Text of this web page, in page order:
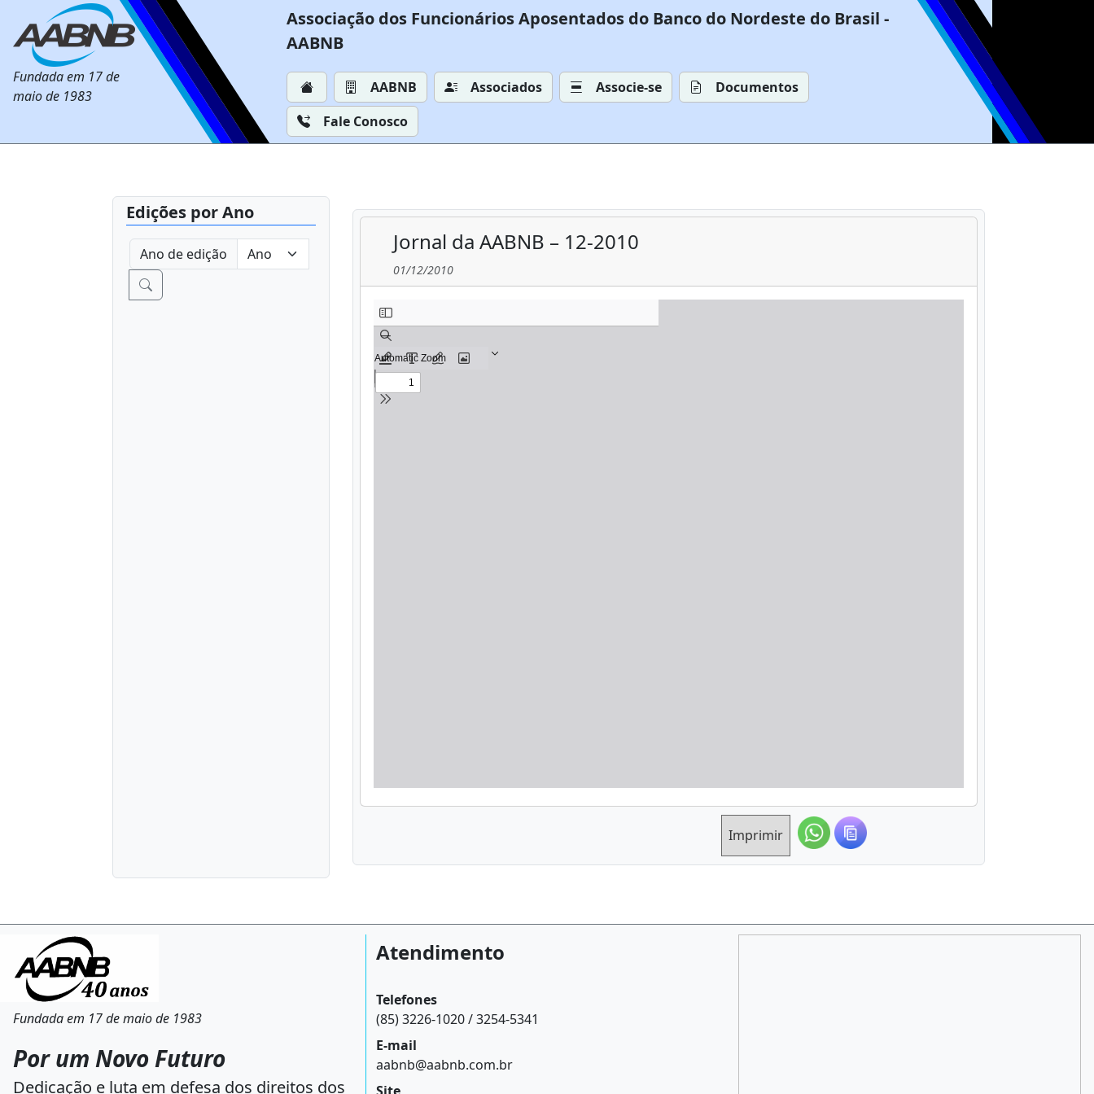
Fundada em 17 de
maio de 1983
Associação dos Funcionários Aposentados do Banco do Nordeste do Brasil -
AABNB
AABNB Associados Associe-se
Documentos
Fale Conosco
Edições por Ano
Ano de edição Jornal da AABNB – 12-2010
01/12/2010
Imprimir
Fundada em 17 de maio de 1983
Por um Novo Futuro
Dedicação e luta em defesa dos direitos dos
Atendimento
Telefones
(85) 3226-1020 / 3254-5341
E-mail
aabnb@aabnb.com.br